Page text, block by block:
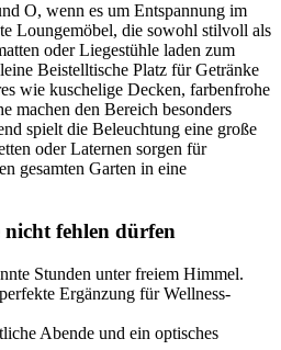
O, wenn es um Entspannung im
Loungemöbel, die sowohl stilvoll als
oder Liegestühle laden zum
Beistelltische Platz für Getränke
wie kuschelige Decken, farbenfrohe
machen den Bereich besonders
spielt die Beleuchtung eine große
oder Laternen sorgen für
gesamten Garten in eine
nicht fehlen dürfen
Stunden unter freiem Himmel.
Ergänzung für Wellness-
Abende und ein optisches